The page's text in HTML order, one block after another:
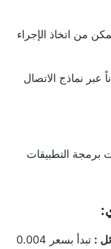
من اتخاذ الإجراء
عبر نماذج الاتصال
التطبيقات
:
تبدأ بسعر 0.004